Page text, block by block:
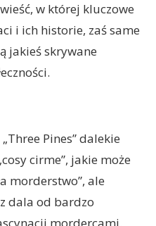
w której kluczowe
i ich historie, zaś same
jakieś skrywane
Pines” dalekie
cirme”, jakie może
morderstwo”, ale
dala od bardzo